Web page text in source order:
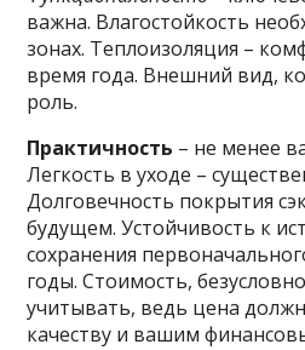
важна. Влагостойкость
зонах. Теплоизоляция –
время года. Внешний вид,
роль.
Практичность – не менее
Легкость в уходе –
Долговечность покрытия
будущем. Устойчивость к
сохранения
годы. Стоимость,
учитывать, ведь цена
качеству и вашим